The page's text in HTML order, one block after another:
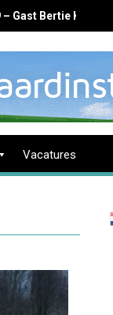
Gast Bertie Koussen
Vacatures